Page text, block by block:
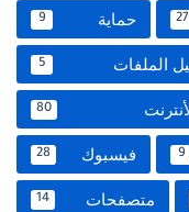
27 حماية 9
الملفات 5
80
9 فيسبوك 28
متصفحات 14